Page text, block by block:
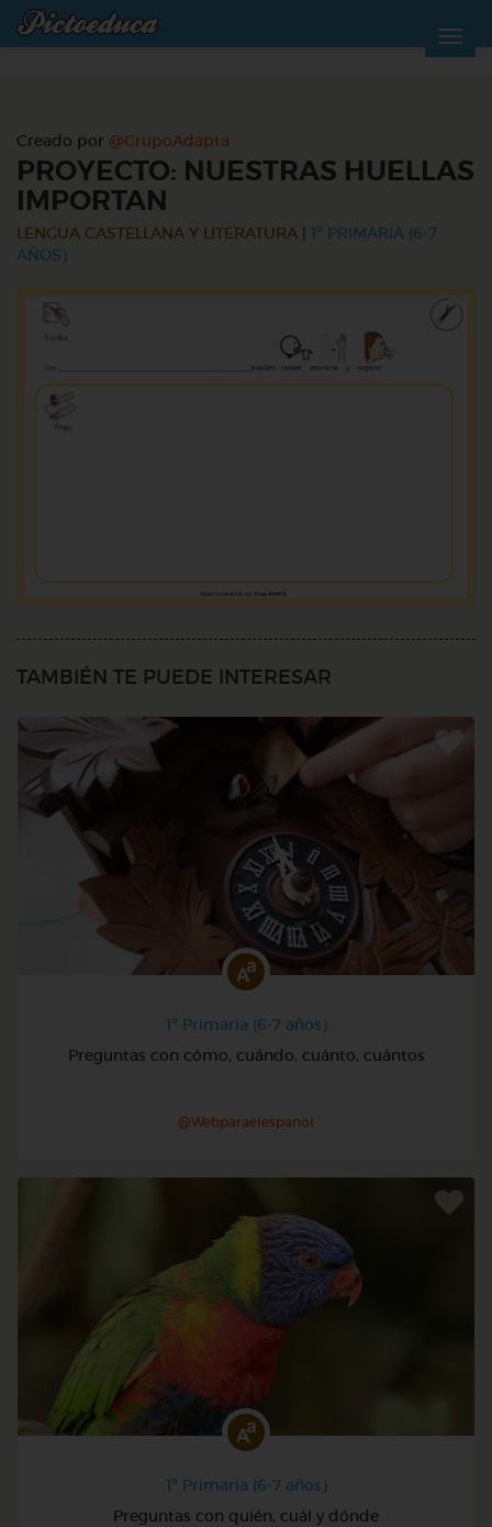
Creado por @GrupoAdapta
PROYECTO: NUESTRAS HUELLAS
IMPORTAN
LENGUA CASTELLANA Y LITERATURA
1º PRIMARIA (6-7
AÑOS)
TAMBIÉN TE PUEDE INTERESAR
1º Primaria (6-7 años)
Preguntas con cómo, cuándo, cuánto, cuántos
@Webparaelespanol
1º Primaria (6-7 años)
Preguntas con quién, cuál y dónde